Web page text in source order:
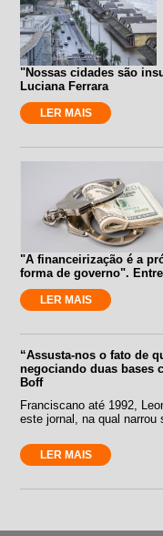
"Nossas cidades são
Luciana Ferrara
LER MAIS
"A financeirização é a
forma de governo".
LER MAIS
“Assusta-nos o fato de
negociando duas bases
Boff
Franciscano até 1992,
este jornal, na qual narrou
LER MAIS